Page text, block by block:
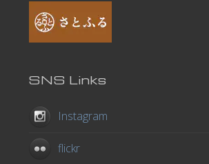
SNS Links
Instagram
flickr